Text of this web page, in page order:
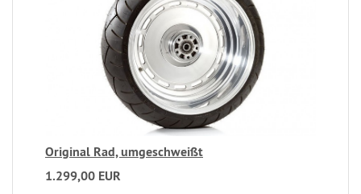
Original Rad, umgeschweißt
1.299,00 EUR